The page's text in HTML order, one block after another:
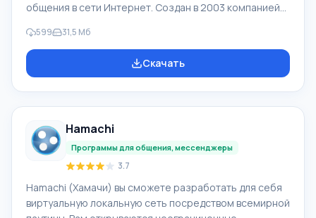
общения в сети Интернет. Создан в 2003 компанией
месяц обслуживает 21 млн клиентов, одновременно
находятся онлайн больше 3 млн пользователей.
Функционал Mail.Ru Агент: У программы Mail.Ru Агент
ВКонтакте и мессенджерах ICQ, Gtalk. Mail.Ru Агент по
599 31,5 Мб
Скачать
Hamachi
Программы для общения, мессенджеры
3.7
Hamachi (Хамачи) вы сможете разработать для себя
виртуальную локальную сеть посредством всемирной